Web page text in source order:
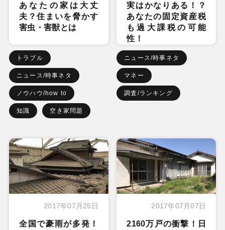
あなたの家は大丈
夫？住まいを脅かす
害虫・害獣とは
トラブル
ニュース/時事ネタ
ノウハウ/how to
知識 空き家問題
実はかなりある！？
あなたの固定資産税
も過大課税の可能
性！
ニュース/時事ネタ
マネー
調査/ランキング
2017年07月25日
全国で豪雨が多発！
2017年07月07日
2160万戸の衝撃！日